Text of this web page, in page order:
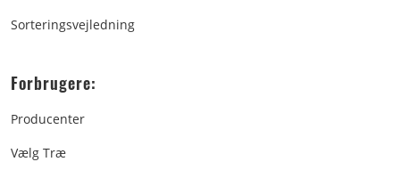
Sorteringsvejledning
Forbrugere:
Producenter
Vælg Træ